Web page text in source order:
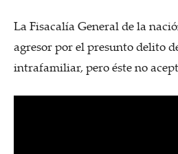
La Fisacalía General de la
agresor por el presunto delito
intrafamiliar, pero éste no